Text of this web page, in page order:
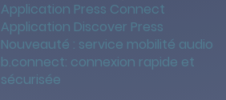
Application Press Connect
Application Discover Press
Nouveauté : service mobilité audio
b.connect: connexion rapide et
sécurisée